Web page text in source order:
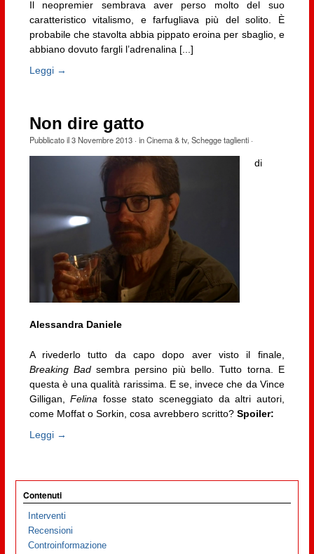
Il neopremier sembrava aver perso molto del suo
caratteristico vitalismo, e farfugliava più del solito. È
probabile che stavolta abbia pippato eroina per sbaglio, e
abbiano dovuto fargli l’adrenalina [...]
Leggi →
Non dire gatto
Pubblicato il3 Novembre 2013· inCinema & tv, Schegge taglienti·
di
Alessandra Daniele
A rivederlo tutto da capo dopo aver visto il finale,
Breaking Badsembra persino più bello. Tutto torna. E
questa è una qualità rarissima. E se, invece che da Vince
Gilligan,Felina fosse stato sceneggiato da altri autori,
come Moffat o Sorkin, cosa avrebbero scritto? Spoiler:
Leggi →
Contenuti
Interventi
Recensioni
Controinformazione